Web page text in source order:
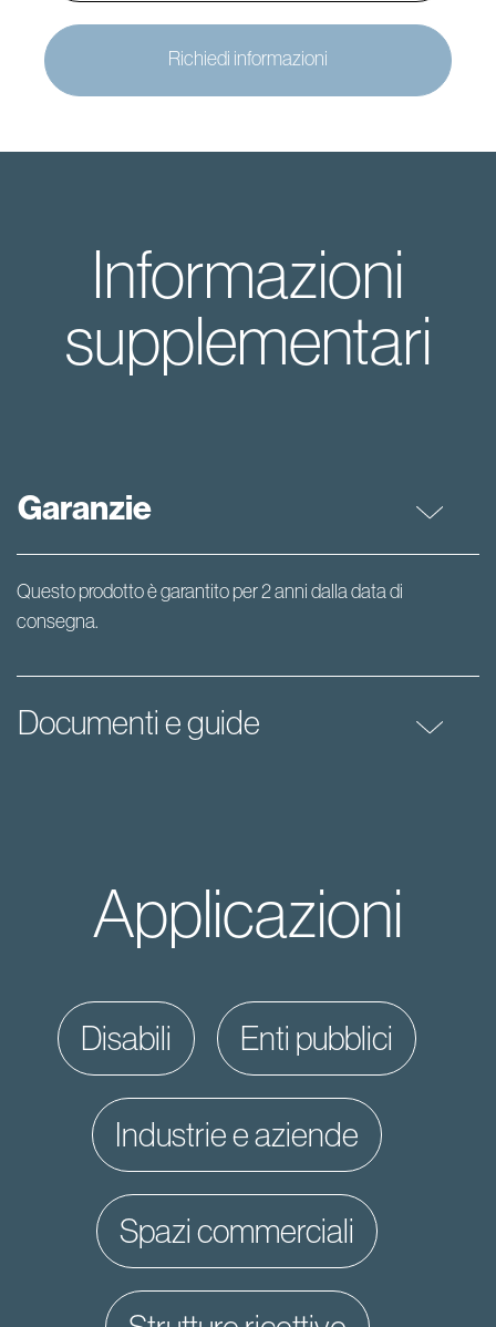
Richiedi informazioni
Informazioni
supplementari
Garanzie
Questo prodotto è garantito per 2 anni dalla data di
consegna.
Documenti e guide
Applicazioni
disabili enti pubblici
industrie e aziende
spazi commerciali